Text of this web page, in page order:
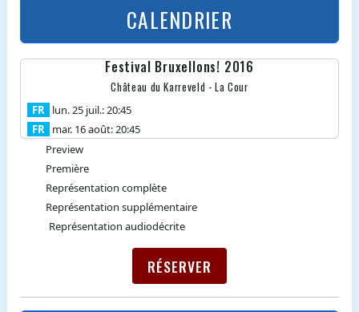
CALENDRIER
Festival Bruxellons! 2016
Château du Karreveld - La Cour
FR lun. 25 juil.: 20:45
FR mar. 16 août: 20:45
Preview
Première
Représentation complète
Représentation supplémentaire
Représentation audiodécrite
RÉSERVER